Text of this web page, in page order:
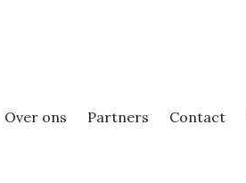
Over ons Partners Contact